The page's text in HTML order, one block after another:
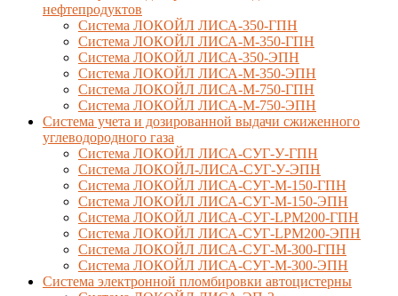
нефтепродуктов
Система ЛОКОЙЛ ЛИСА-350-ГПН
Система ЛОКОЙЛ ЛИСА-М-350-ГПН
Система ЛОКОЙЛ ЛИСА-350-ЭПН
Система ЛОКОЙЛ ЛИСА-М-350-ЭПН
Система ЛОКОЙЛ ЛИСА-М-750-ГПН
Система ЛОКОЙЛ ЛИСА-М-750-ЭПН
Система учета и дозированной выдачи сжиженного
углеводородного газа
Система ЛОКОЙЛ ЛИСА-СУГ-У-ГПН
Система ЛОКОЙЛ-ЛИСА-СУГ-У-ЭПН
Система ЛОКОЙЛ ЛИСА-СУГ-М-150-ГПН
Система ЛОКОЙЛ ЛИСА-СУГ-М-150-ЭПН
Система ЛОКОЙЛ ЛИСА-СУГ-LPM200-ГПН
Система ЛОКОЙЛ ЛИСА-СУГ-LPM200-ЭПН
Система ЛОКОЙЛ ЛИСА-СУГ-М-300-ГПН
Система ЛОКОЙЛ ЛИСА-СУГ-М-300-ЭПН
Система электронной пломбировки автоцистерны